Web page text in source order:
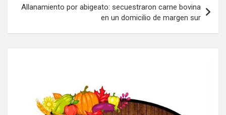
Allanamiento por abigeato: secuestraron carne bovina
en un domicilio de margen sur